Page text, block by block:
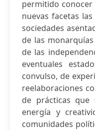
permitido
nuevas facetas
sociedades
de las
de las
eventuales
convulso, de
reelaboraciones
de prácticas que
energía y
comunidades